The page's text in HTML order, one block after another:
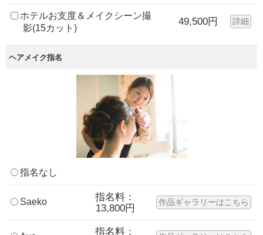
ホテルお支度＆メイクシーン撮
影(15カット)
49,500円 詳細
ヘアメイク指名
指名なし
Saeko
指名料：
13,800円
作品ギャラリーはこちら
指名料：